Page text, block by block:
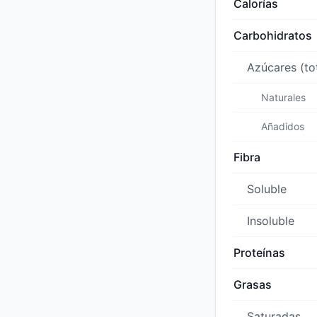
Calorías
Carbohidratos
Azúcares
Naturales
Añadidos
Fibra
Soluble
Insoluble
Proteínas
Grasas